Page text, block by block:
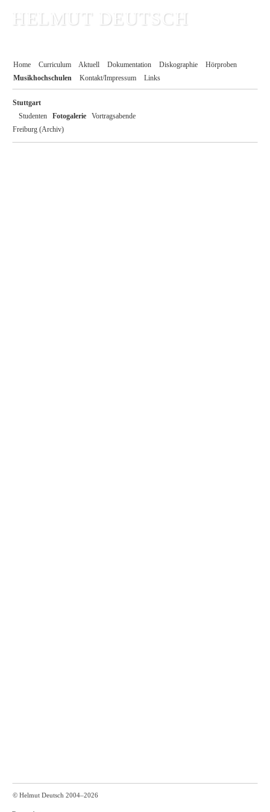
HELMUT DEUTSCH
Home Curriculum Aktuell Dokumentation Diskographie
Hörproben
Musikhochschulen
Kontakt/Impressum Links
Stuttgart
Studenten
Fotogalerie
Vortragsabende
Freiburg (Archiv)
© Helmut Deutsch 2004–2026